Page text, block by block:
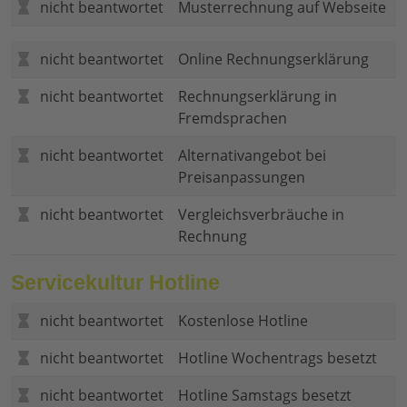
nicht beantwortet Musterrechnung auf Webseite
nicht beantwortet
Online Rechnungserklärung
nicht beantwortet
Rechnungserklärung in
Fremdsprachen
nicht beantwortet
Alternativangebot bei
Preisanpassungen
nicht beantwortet
Vergleichsverbräuche in
Rechnung
Servicekultur Hotline
nicht beantwortet
Kostenlose Hotline
nicht beantwortet
Hotline Wochentrags besetzt
nicht beantwortet
Hotline Samstags besetzt